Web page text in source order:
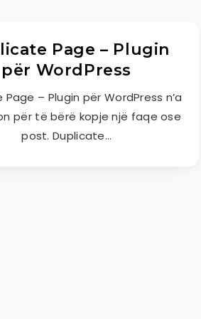
Page – Plugin
për WordPress
– Plugin për WordPress n’a
për të bërë kopje një faqe ose
post. Duplicate…